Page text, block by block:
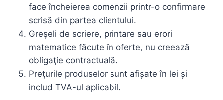
face încheierea comenzii printr-o confirmare
scrisă din partea clientului.
Greşeli de scriere, printare sau erori
matematice făcute în oferte, nu creează
obligaţie contractuală.
Preţurile produselor sunt afișate în lei și
includ TVA-ul aplicabil.